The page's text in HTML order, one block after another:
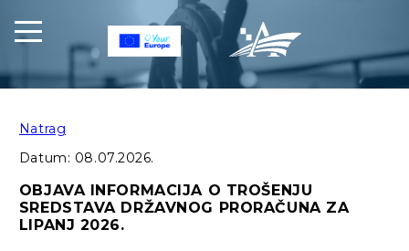
Natrag
Datum: 08.07.2026.
OBJAVA INFORMACIJA O TROŠENJU
SREDSTAVA DRŽAVNOG PRORAČUNA ZA
LIPANJ 2026.